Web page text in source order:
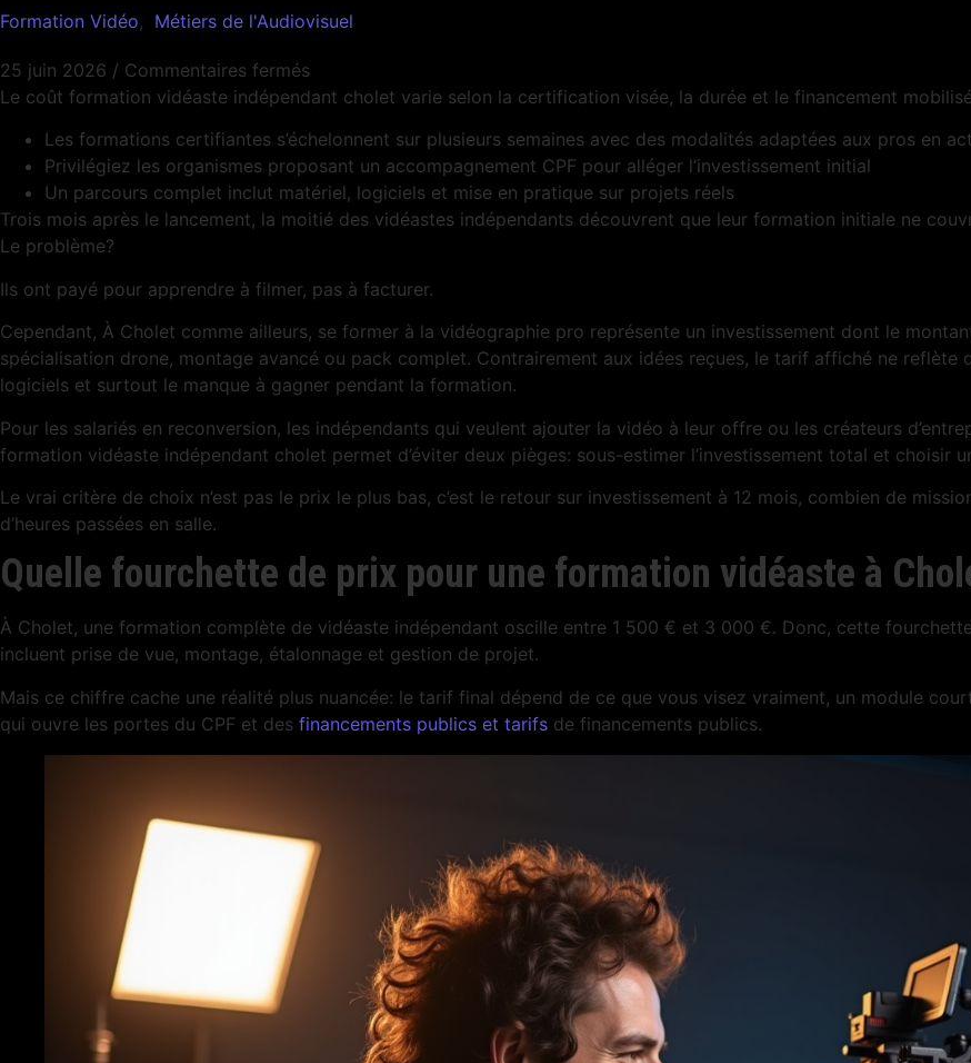
Formation Vidéo, Métiers de l'Audiovisuel
25 juin 2026 / Commentaires fermés
Le coût formation vidéaste indépendant cholet varie selon la certification visée, la durée et le financement
Les formations certifiantes s’échelonnent sur plusieurs semaines avec des modalités adaptées aux pros en
Privilégiez les organismes proposant un accompagnement CPF pour alléger l’investissement initial
Un parcours complet inclut matériel, logiciels et mise en pratique sur projets réels
Trois mois après le lancement, la moitié des vidéastes indépendants découvrent que leur formation initiale ne
Le problème?
Ils ont payé pour apprendre à filmer, pas à facturer.
Cependant, À Cholet comme ailleurs, se former à la vidéographie pro représente un investissement dont le
spécialisation drone, montage avancé ou pack complet. Contrairement aux idées reçues, le tarif affiché ne reflète
logiciels et surtout le manque à gagner pendant la formation.
Pour les salariés en reconversion, les indépendants qui veulent ajouter la vidéo à leur offre ou les créateurs
formation vidéaste indépendant cholet permet d’éviter deux pièges: sous-estimer l’investissement total et choisir
Le vrai critère de choix n’est pas le prix le plus bas, c’est le retour sur investissement à 12 mois, combien de
d’heures passées en salle.
Quelle fourchette de prix pour une formation vidéaste à
À Cholet, une formation complète de vidéaste indépendant oscille entre 1 500 € et 3 000 €. Donc, cette
incluent prise de vue, montage, étalonnage et gestion de projet.
Mais ce chiffre cache une réalité plus nuancée: le tarif final dépend de ce que vous visez vraiment, un module
qui ouvre les portes du CPF et des financements publics et tarifs de financements publics.